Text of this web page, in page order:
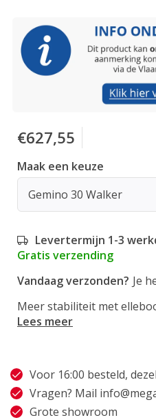
€627,55
Maak een keuze
Gemino 30 Walker
Levertermijn 1-3
Gratis verzending
Vandaag verzonden? Je
Meer stabiliteit met
Lees meer
Voor 16:00 besteld,
Vragen? Mail
Grote showroom